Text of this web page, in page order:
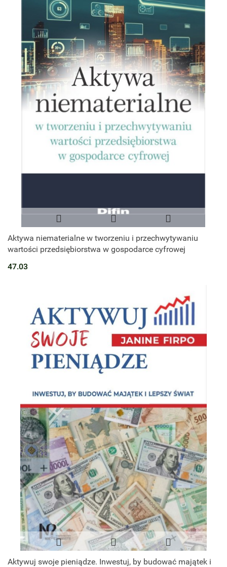
Aktywa niematerialne w tworzeniu i przechwytywaniu
wartości przedsiębiorstwa w gospodarce cyfrowej
47.03
Aktywuj swoje pieniądze. Inwestuj, by budować majątek i